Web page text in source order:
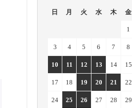
日 月 火 水 木 金
1
3 4 5 6 7 8
10 11 12 13 14 15
17 18 19 20 21 22
24 25 26 27 28 29